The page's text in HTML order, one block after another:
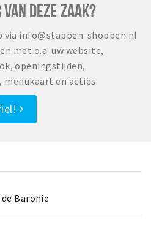
DEZE ZAAK?
via info@stappen-shoppen.nl
met o.a. uw website,
openingstijden,
en acties.
Baronie